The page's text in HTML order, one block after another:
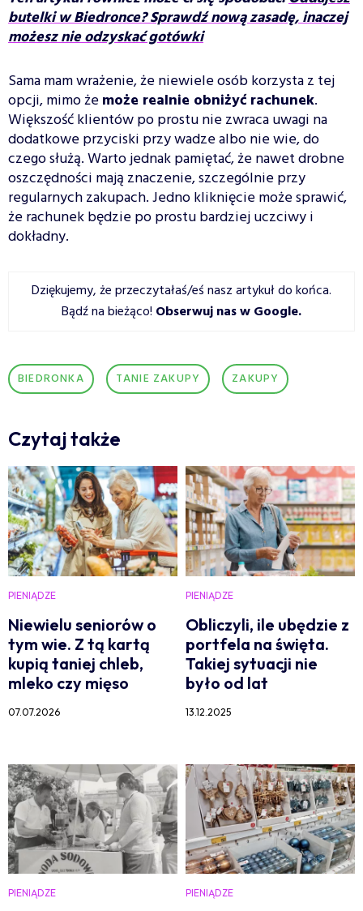
butelki w Biedronce? Sprawdź nową zasadę, inaczej
możesz nie odzyskać gotówki
Sama mam wrażenie, że niewiele osób korzysta z tej
opcji, mimo żemoże realnie obniżyć rachunek.
Większość klientów po prostu nie zwraca uwagi na
dodatkowe przyciski przy wadze albo nie wie, do
czego służą. Warto jednak pamiętać, że nawet drobne
oszczędności mają znaczenie, szczególnie przy
regularnych zakupach. Jedno kliknięcie może sprawić,
że rachunek będzie po prostu bardziej uczciwy i
dokładny.
Dziękujemy, że przeczytałaś/eś nasz artykuł do końca.
Bądź na bieżąco! Obserwuj nas w Google.
BIEDRONKA TANIE ZAKUPY ZAKUPY
Czytaj także
PIENIĄDZE
Niewielu seniorów o
tym wie. Z tą kartą
kupią taniej chleb,
mleko czy mięso
07.07.2026
PIENIĄDZE
Obliczyli, ile ubędzie z
portfela na święta.
Takiej sytuacji nie
było od lat
13.12.2025
PIENIĄDZE PIENIĄDZE